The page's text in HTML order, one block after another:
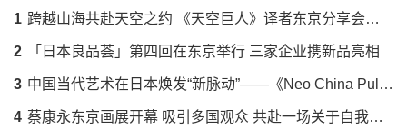
1 跨越山海共赴天空之约 《天空巨人》译者东京分享会落幕 解码蔡国强火药艺术与中日文化羁绊
2 「日本良品荟」第四回在东京举行 三家企业携新品亮相
3 中国当代艺术在日本焕发“新脉动”——《Neo China Pulse》展呈现传统与创新的时代对话
4 蔡康永东京画展开幕 吸引多国观众 共赴一场关于自我的对话